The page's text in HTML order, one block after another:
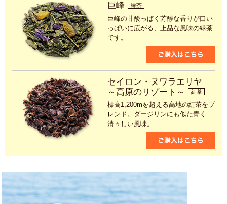
巨峰 緑茶
巨峰の甘酸っぱく芳醇な香りが口い
っぱいに広がる、上品な風味の緑茶
です。
セイロン・ヌワラエリヤ
～高原のリゾート～
紅茶
標高1,200mを超える高地の紅茶をブ
レンド。ダージリンにも似た青く
清々しい風味。